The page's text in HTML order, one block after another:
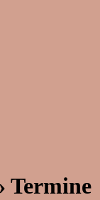
Termine